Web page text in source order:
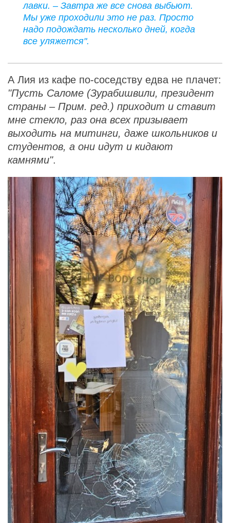
лавки. – Завтра же все снова выбьют.
Мы уже проходили это не раз. Просто
надо подождать несколько дней, когда
все уляжется".
А Лия из кафе по-соседству едва не плачет:
"Пусть Саломе (Зурабишвили, президент
страны – Прим. ред.) приходит и ставит
мне стекло, раз она всех призывает
выходить на митинги, даже школьников и
студентов, а они идут и кидают
камнями".